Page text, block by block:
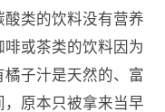
类的饮料没有营养
或茶类的饮料因为
子汁是天然的、富
原本只被拿来当早